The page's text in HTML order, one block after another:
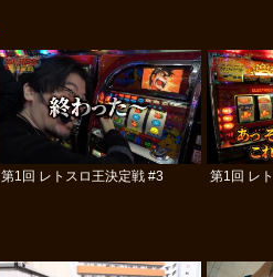
第1回 レトスロ王決定戦 #3 第1回 レ